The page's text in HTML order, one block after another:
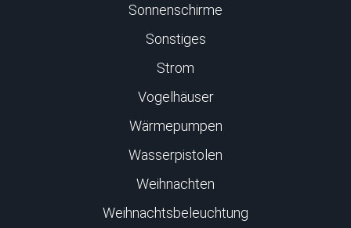
Sonnenschirme
Sonstiges
Strom
Vogelhäuser
Wärmepumpen
Wasserpistolen
Weihnachten
Weihnachtsbeleuchtung